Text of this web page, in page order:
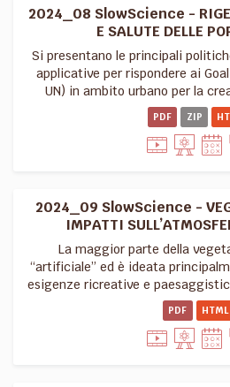
2024_08 SlowScience -
E SALUTE DELLE
Si presentano le principali
applicative per rispondere ai
UN) in ambito urbano per la
PDF ZIP
2024_09 SlowScience -
IMPATTI
La maggior parte della
“artificiale” ed è ideata
esigenze ricreative e
PDF HTML